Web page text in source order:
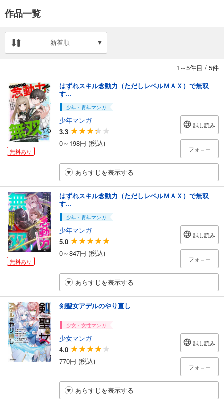
作品一覧
新着順
1～5件目 / 5件
無料あり
はずれスキル念動力（ただしレベルＭＡＸ）で無双
す...
少年・青年マンガ
少年マンガ
3.3
0～198円 (税込)
試し読み
フォロー
あらすじを表示する
無料あり
はずれスキル念動力（ただしレベルＭＡＸ）で無双
す...
少年・青年マンガ
少年マンガ
5.0
0～847円 (税込)
試し読み
フォロー
あらすじを表示する
剣聖女アデルのやり直し
少女・女性マンガ
少女マンガ
4.0
770円 (税込)
試し読み
フォロー
あらすじを表示する